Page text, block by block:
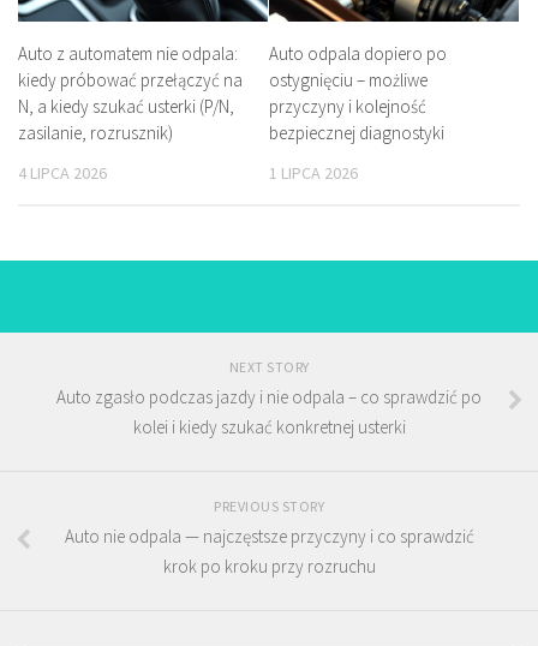
Auto z automatem nie odpala:
kiedy próbować przełączyć na
N, a kiedy szukać usterki (P/N,
zasilanie, rozrusznik)
4 LIPCA 2026
Auto odpala dopiero po
ostygnięciu – możliwe
przyczyny i kolejność
bezpiecznej diagnostyki
1 LIPCA 2026
NEXT STORY
Auto zgasło podczas jazdy i nie odpala – co sprawdzić po
kolei i kiedy szukać konkretnej usterki
PREVIOUS STORY
Auto nie odpala — najczęstsze przyczyny i co sprawdzić
krok po kroku przy rozruchu